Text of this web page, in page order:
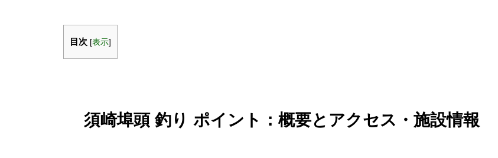
目次 [表示]
須崎埠頭 釣り ポイント：概要とアクセス・施設情報